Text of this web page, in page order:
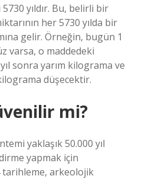
yıldır. Bu, belirli bir
her 5730 yılda bir
gelir. Örneğin, bugün 1
varsa, o maddedeki
sonra yarım kilograma ve
düşecektir.
mi?
yaklaşık 50.000 yıl
yapmak için
tarihleme, arkeolojik